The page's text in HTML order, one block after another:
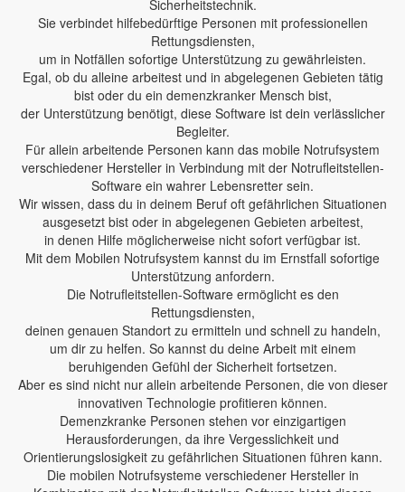
Sicherheitstechnik.
Sie verbindet hilfebedürftige Personen mit professionellen
Rettungsdiensten,
um in Notfällen sofortige Unterstützung zu gewährleisten.
Egal, ob du alleine arbeitest und in abgelegenen Gebieten tätig
bist oder du ein demenzkranker Mensch bist,
der Unterstützung benötigt, diese Software ist dein verlässlicher
Begleiter.
Für allein arbeitende Personen kann das mobile Notrufsystem
verschiedener Hersteller in Verbindung mit der Notrufleitstellen-
Software ein wahrer Lebensretter sein.
Wir wissen, dass du in deinem Beruf oft gefährlichen Situationen
ausgesetzt bist oder in abgelegenen Gebieten arbeitest,
in denen Hilfe möglicherweise nicht sofort verfügbar ist.
Mit dem Mobilen Notrufsystem kannst du im Ernstfall sofortige
Unterstützung anfordern.
Die Notrufleitstellen-Software ermöglicht es den
Rettungsdiensten,
deinen genauen Standort zu ermitteln und schnell zu handeln,
um dir zu helfen. So kannst du deine Arbeit mit einem
beruhigenden Gefühl der Sicherheit fortsetzen.
Aber es sind nicht nur allein arbeitende Personen, die von dieser
innovativen Technologie profitieren können.
Demenzkranke Personen stehen vor einzigartigen
Herausforderungen, da ihre Vergesslichkeit und
Orientierungslosigkeit zu gefährlichen Situationen führen kann.
Die mobilen Notrufsysteme verschiedener Hersteller in